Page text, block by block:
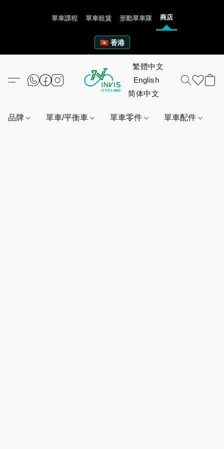
單車課程 單車租賃 形動單車隊 商店
🇭🇰 香港
品牌 單車/平衡車 單車零件 單車配件